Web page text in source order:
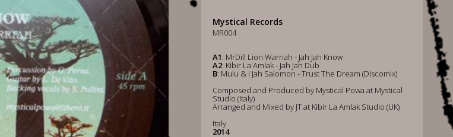
Mystical Records
MR004
A1: MrDill Lion Warriah - Jah Jah Know
A2: Kibir La Amlak - Jah Jah Dub
B: Mulu & I Jah Salomon - Trust The Dream (Discomix)
Composed and Produced by Mystical Powa at Mystical
Studio (Italy)
Arranged and Mixed by JT at Kibir La Amlak Studio (UK)
Italy
2014